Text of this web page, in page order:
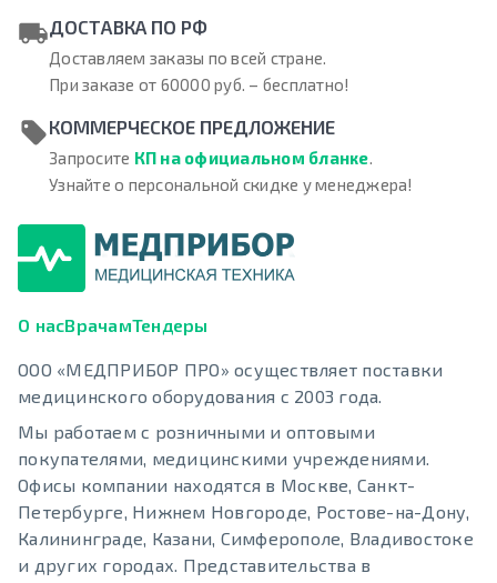
ДОСТАВКА ПО РФ
Доставляем заказы по всей стране.
При заказе от 60000 руб. – бесплатно!
КОММЕРЧЕСКОЕ ПРЕДЛОЖЕНИЕ
Запросите КП на официальном бланке.
Узнайте о персональной скидке у менеджера!
О насВрачамТендеры
ООО «МЕДПРИБОР ПРО» осуществляет поставки
медицинского оборудования с 2003 года.
Мы работаем с розничными и оптовыми
покупателями, медицинскими учреждениями.
Офисы компании находятся в Москве, Санкт-
Петербурге, Нижнем Новгороде, Ростове-на-Дону,
Калининграде, Казани, Симферополе, Владивостоке
и других городах. Представительства в